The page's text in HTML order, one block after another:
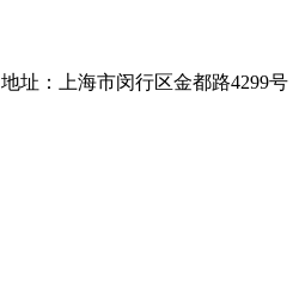
地址：上海市闵行区金都路4299号